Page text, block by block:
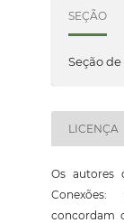
SEÇÃO
Seção
LICENÇA
Os autores
concordam